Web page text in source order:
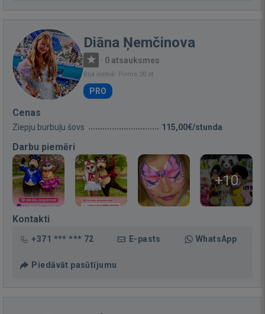
Diāna Ņemčinova
· 0 atsauksmes
Bija vietnē: Pirms 20 st.
PRO
Cenas
Ziepju burbuļu šovs 115,00€/stunda
Darbu piemēri
+10
Kontakti
+371 *** *** 72 E-pasts WhatsApp
Piedāvāt pasūtījumu